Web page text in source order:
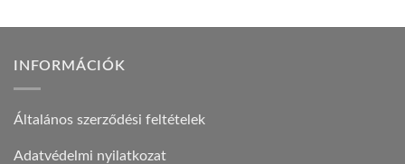
INFORMÁCIÓK
Általános szerződési feltételek
Adatvédelmi nyilatkozat